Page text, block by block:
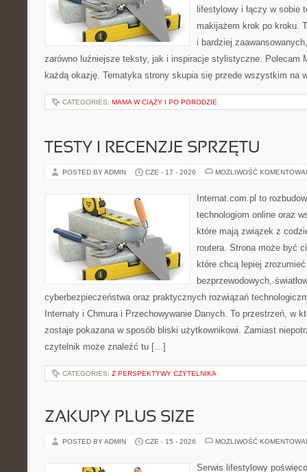
lifestylowy i łączy w sobie
makijażem krok po kroku.
i bardziej
zarówno luźniejsze teksty, jak i inspiracje stylistyczne. Polecam
każdą okazję. Tematyka strony skupia się przede wszystkim na
CATEGORIES: MAMA W CIĄŻY I PO PORODZIE
TESTY I RECENZJE SPRZĘTU
POSTED BY ADMIN CZE - 17 - 2026 MOŻLIWOŚĆ
Internat.com.pl to
technologiom online oraz
które mają związek z
routera. Strona może być
które chcą lepiej
bezprzewodowych,
cyberbezpieczeństwa oraz praktycznych rozwiązań
Internaty i Chmura i Przechowywanie Danych. To przestrzeń, w
zostaje pokazana w sposób bliski użytkownikowi. Zamiast
czytelnik może znaleźć tu […]
CATEGORIES: Z PERSPEKTYWY CZYTELNIKA
ZAKUPY PLUS SIZE
POSTED BY ADMIN CZE - 15 - 2026 MOŻLIWOŚĆ
Serwis lifestylowy